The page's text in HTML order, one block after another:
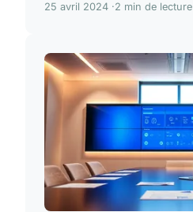
25 avril 2024 2 min de lecture